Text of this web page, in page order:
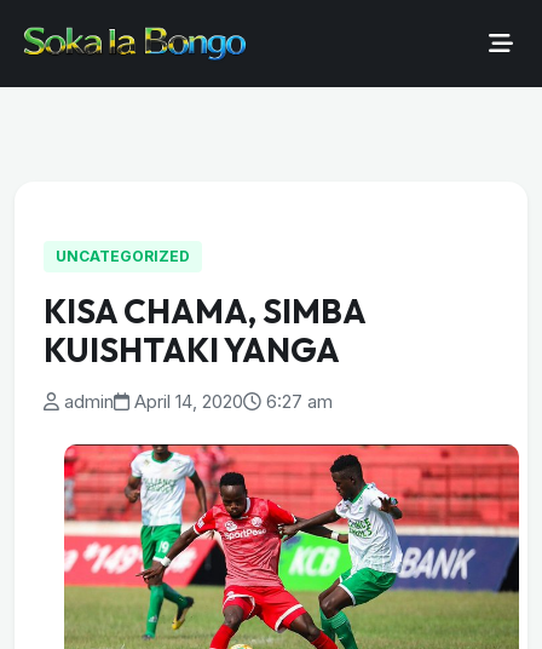
UNCATEGORIZED
KISA CHAMA, SIMBA
KUISHTAKI YANGA
admin April 14, 2020 6:27 am